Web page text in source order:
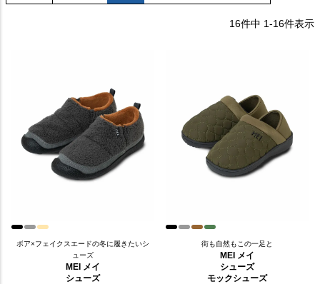
16件中 1-16件表示
ボア×フェイクスエードの冬に履きたいシ
ューズ
MEI メイ
シューズ
街も自然もこの一足と
MEI メイ
シューズ
モックシューズ